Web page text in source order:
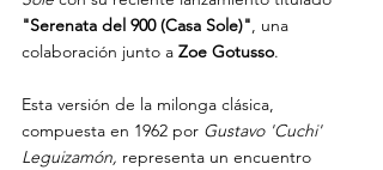
"Serenata del 900 (Casa Sole)", una
colaboración junto a Zoe Gotusso.
Esta versión de la milonga clásica,
compuesta en 1962 por Gustavo 'Cuchi'
Leguizamón, representa un encuentro